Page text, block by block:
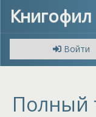
Книгофил
Войти
Полный